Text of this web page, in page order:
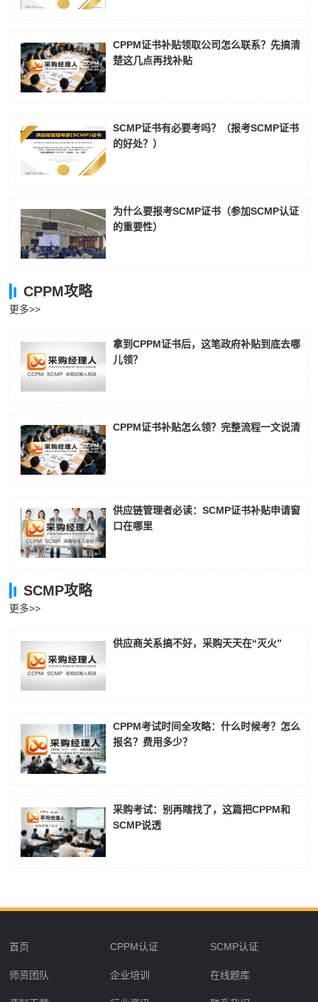
CPPM证书补贴领取公司怎么联系？先搞清
楚这几点再找补贴
SCMP证书有必要考吗？（报考SCMP证书
的好处？）
为什么要报考SCMP证书（参加SCMP认证
的重要性）
CPPM攻略
更多>>
拿到CPPM证书后，这笔政府补贴到底去哪
儿领？
CPPM证书补贴怎么领？完整流程一文说清
供应链管理者必读：SCMP证书补贴申请窗
口在哪里
SCMP攻略
更多>>
供应商关系搞不好，采购天天在“灭火”
CPPM考试时间全攻略：什么时候考？怎么
报名？费用多少？
采购考试：别再瞎找了，这篇把CPPM和
SCMP说透
首页 CPPM认证 SCMP认证
师资团队 企业培训 在线题库